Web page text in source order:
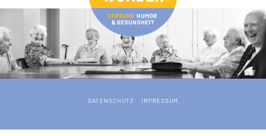
DATENSCHUTZ IMPRESSUM